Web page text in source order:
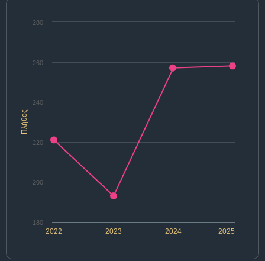
Πλήθος
2022 2024
2023 2025
180
200
220
240
260
280